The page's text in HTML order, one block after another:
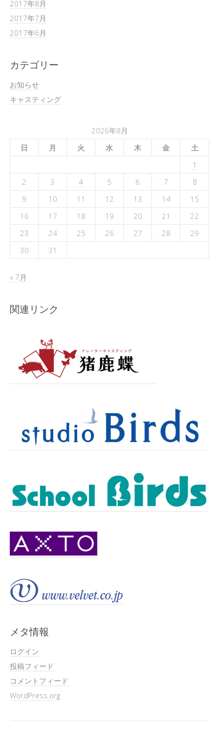
2017年8月
2017年7月
2017年6月
カテゴリー
お知らせ
キャスティング
2026年8月
日
月 火 水 木 金
土
1
2
3 4 5 6 7
8
9
10 11 12 13 14
15
16
17 18 19 20 21
22
23
24 25 26 27 28
29
30
31
« 7月
関連リンク
メタ情報
ログイン
投稿フィード
コメントフィード
WordPress.org